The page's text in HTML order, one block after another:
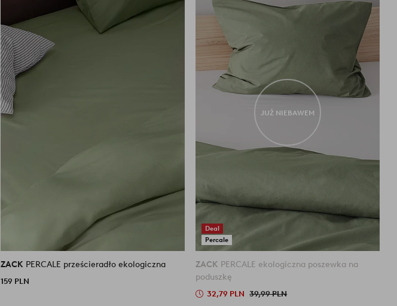
ZACK PERCALE prześcieradło ekologiczna
159 PLN
Deal
Percale
JUŻ NIEBAWEM
ZACK PERCALE ekologiczna poszewka na
poduszkę
32,79 PLN 39,99 PLN